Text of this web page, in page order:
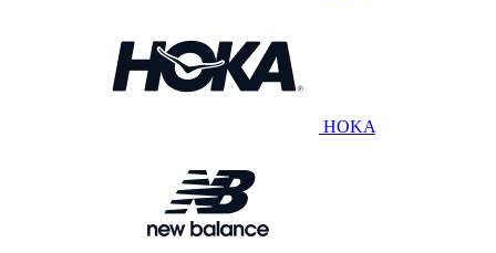
HOKA